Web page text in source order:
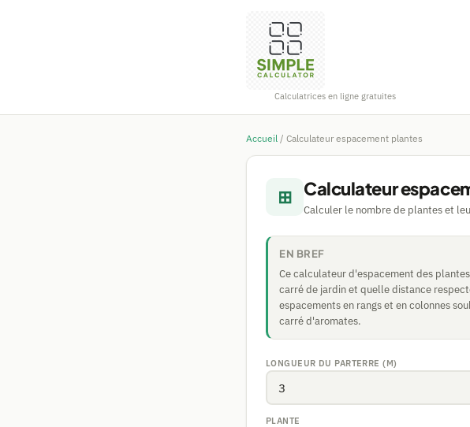
Calculatrices en ligne gratuites
Accueil / Calculateur espacement plantes
⊞ Calculateur
Calculer le nombre de plantes et
EN BREF
Ce calculateur d'espacement des
carré de jardin et quelle distance
espacements en rangs et en colonnes
carré d'aromates.
LONGUEUR DU PARTERRE (M)
PLANTE